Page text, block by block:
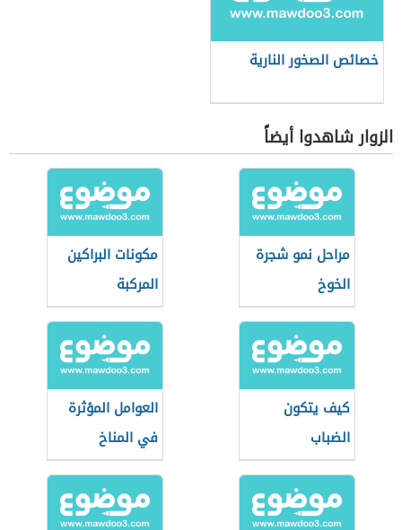
خصائص الصخور النارية
الزوار شاهدوا أيضاً
مراحل نمو شجرة
الخوخ
مكونات البراكين
المركبة
كيف يتكون
الضباب
العوامل المؤثرة
في المناخ